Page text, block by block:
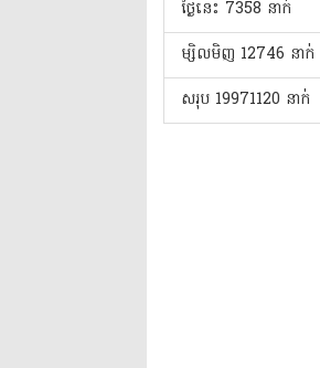
ថ្ងៃនេះ​ 7358 នាក់
ម្សិលមិញ 12746 នាក់
សរុប 19971120 នាក់